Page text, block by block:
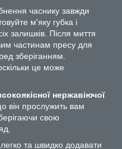
часнику завжди
м'яку губка і
залишків. Після миття
частинам пресу для
зберіганням.
це може
нержавіючої
він прослужить вам
свою
та швидко додавати